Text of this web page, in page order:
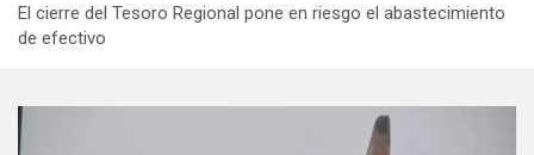
El cierre del Tesoro Regional pone en riesgo el abastecimiento
de efectivo